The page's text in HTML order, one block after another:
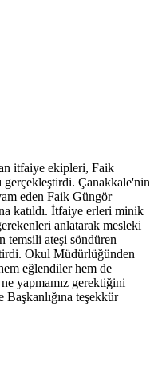
itfaiye ekipleri, Faik
gerçekleştirdi. Çanakkale'nin
eden Faik Güngör
katıldı. İtfaiye erleri minik
anlatarak mesleki
temsili ateşi söndüren
Okul Müdürlüğünden
eğlendiler hem de
yapmamız gerektiğini
teşekkür